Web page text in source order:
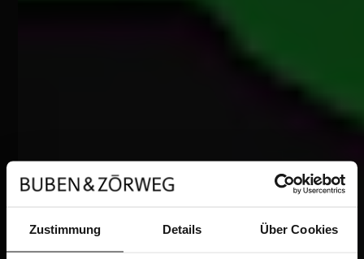
Zustimmung Details Über Cookies